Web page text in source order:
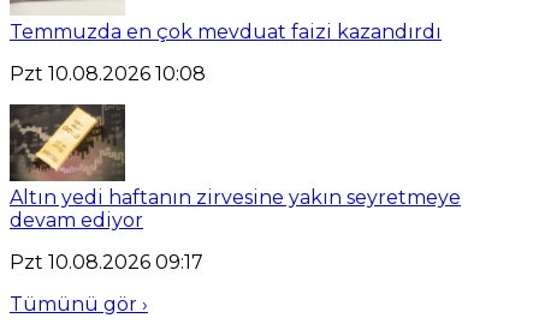
Temmuzda en çok mevduat faizi kazandırdı
Pzt 10.08.2026 10:08
Altın yedi haftanın zirvesine yakın seyretmeye
devam ediyor
Pzt 10.08.2026 09:17
Tümünü gör ›